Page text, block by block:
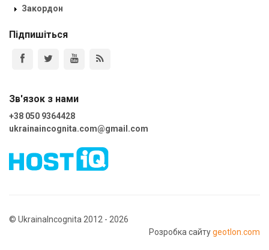
Закордон
Підпишіться
Зв'язок з нами
+38 050 9364428
ukrainaincognita.com@gmail.com
© UkrainaIncognita 2012 - 2026
Розробка сайтуgeotlon.com